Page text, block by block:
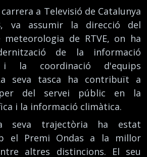
a Televisió de Catalunya
va assumir la direcció del
de RTVE, on ha
de la informació
i la coordinació d'equips
seva tasca ha contribuït a
del servei públic en la
i la informació climàtica.
trajectòria ha estat
el Premi Ondas a la millor
altres distincions. El seu